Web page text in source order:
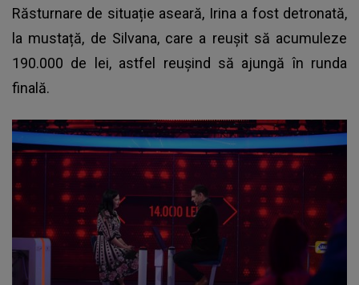
Răsturnare de situație aseară, Irina a fost detronată,
la mustață, de Silvana, care a reușit să acumuleze
190.000 de lei, astfel reușind să ajungă în runda
finală.